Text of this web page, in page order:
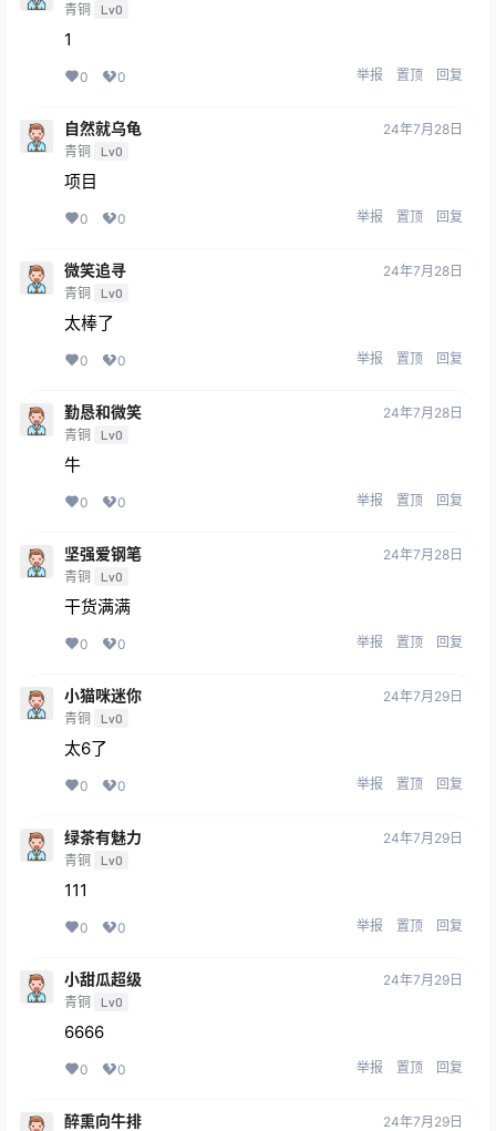
青铜 Lv0
1
0 0 举报 置顶 回复
自然就乌龟
青铜 Lv0
24年7月28日
项目
0 0 举报 置顶 回复
微笑追寻
青铜 Lv0
24年7月28日
太棒了
0 0 举报 置顶 回复
勤恳和微笑
青铜 Lv0
24年7月28日
牛
0 0 举报 置顶 回复
坚强爱钢笔
青铜 Lv0
24年7月28日
干货满满
0 0 举报 置顶 回复
小猫咪迷你
青铜 Lv0
24年7月29日
太6了
0 0 举报 置顶 回复
绿茶有魅力
青铜 Lv0
24年7月29日
111
0 0 举报 置顶 回复
小甜瓜超级
青铜 Lv0
24年7月29日
6666
0 0 举报 置顶 回复
醉熏向牛排 24年7月29日